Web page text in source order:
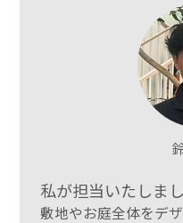
私が担当いたしま
敷地やお庭全体をデ